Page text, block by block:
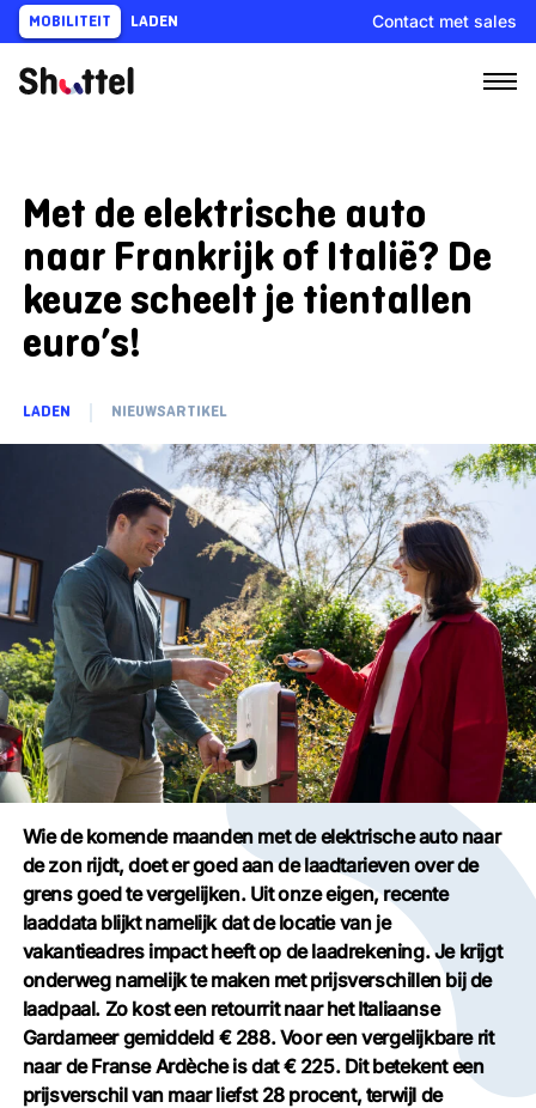
Ga
naar
content
MOBILITEIT LADEN Contact met sales
Met de elektrische auto
naar Frankrijk of Italië? De
keuze scheelt je tientallen
euro’s!
LADEN NIEUWSARTIKEL
Wie de komende maanden met de elektrische auto naar
de zon rijdt, doet er goed aan de laadtarieven over de
grens goed te vergelijken. Uit onze eigen, recente
laaddata blijkt namelijk dat de locatie van je
vakantieadres impact heeft op de laadrekening. Je krijgt
onderweg namelijk te maken met prijsverschillen bij de
laadpaal. Zo kost een retourrit naar het Italiaanse
Gardameer gemiddeld € 288. Voor een vergelijkbare rit
naar de Franse Ardèche is dat € 225. Dit betekent een
prijsverschil van maar liefst 28 procent, terwijl de